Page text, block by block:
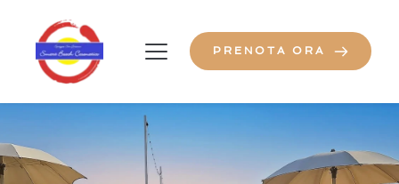
PRENOTA ORA